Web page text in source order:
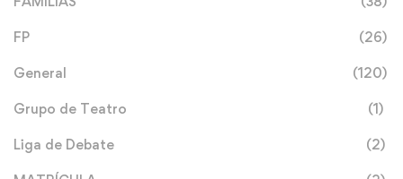
FP (26)
General (120)
Grupo de Teatro (1)
Liga de Debate (2)